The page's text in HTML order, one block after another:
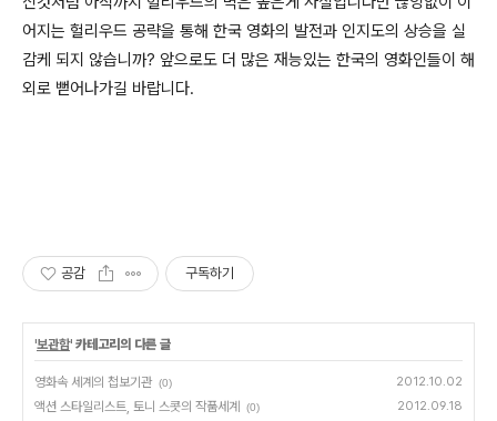
어지는 헐리우드 공략을 통해 한국 영화의 발전과 인지도의 상승을 실
감케 되지 않습니까? 앞으로도 더 많은 재능있는 한국의 영화인들이 해
외로 뻗어나가길 바랍니다.
공감 구독하기
'보관함' 카테고리의 다른 글
영화속 세계의 첩보기관 (0) 2012.10.02
액션 스타일리스트, 토니 스콧의 작품세계 (0) 2012.09.18